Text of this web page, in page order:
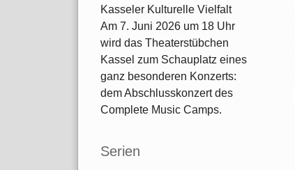
Kasseler Kulturelle Vielfalt
Am 7. Juni 2026 um 18 Uhr
wird das Theaterstübchen
Kassel zum Schauplatz eines
ganz besonderen Konzerts:
dem Abschlusskonzert des
Complete Music Camps.
Serien